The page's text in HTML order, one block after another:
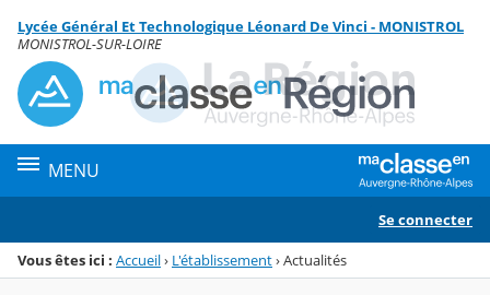
Menu de la rubrique
Contenu
Lycée Général Et Technologique Léonard De Vinci - MONISTROL
MONISTROL-SUR-LOIRE
MENU
Se connecter
Vous êtes ici : Accueil› L'établissement›Actualités